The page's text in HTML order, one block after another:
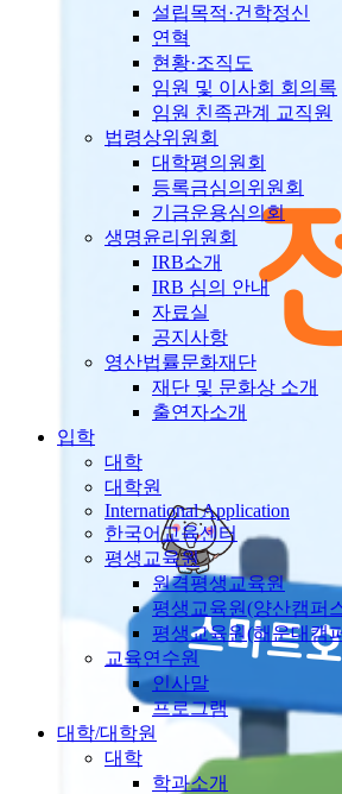
설립목적·건학정신
연혁
현황·조직도
임원 및 이사회 회의록
임원 친족관계 교직원
법령상위원회
대학평의원회
등록금심의위원회
기금운용심의회
생명윤리위원회
IRB소개
IRB 심의 안내
자료실
공지사항
영산법률문화재단
재단 및 문화상 소개
출연자소개
입학
대학
대학원
International Application
한국어교육센터
평생교육원
원격평생교육원
평생교육원(양산캠퍼
평생교육원(해운대캠
교육연수원
인사말
프로그램
대학/대학원
대학
학과소개